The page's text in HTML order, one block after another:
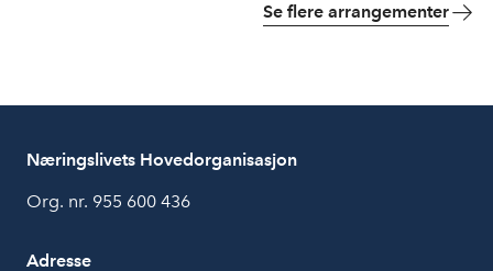
Se flere arrangementer
Næringslivets Hovedorganisasjon
Org. nr. 955 600 436
Adresse